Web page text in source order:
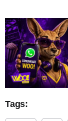
Tags: